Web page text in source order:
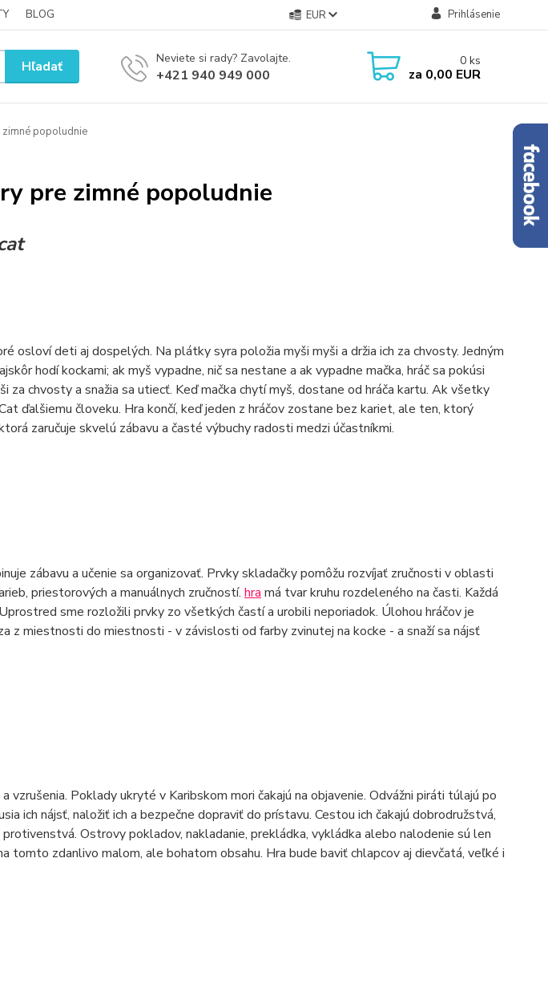
BLOG EUR Prihlásenie
Hľadať Neviete si rady? Zavolajte.
+421 940 949 000
0 ks
za 0,00 EUR
popoludnie
pre zimné popoludnie
osloví deti aj dospelých. Na plátky syra položia myši myši a držia ich za chvosty. Jedným
hodí kockami; ak myš vypadne, nič sa nestane a ak vypadne mačka, hráč sa pokúsi
za chvosty a snažia sa utiecť. Keď mačka chytí myš, dostane od hráča kartu. Ak všetky
ďalšiemu človeku. Hra končí, keď jeden z hráčov zostane bez kariet, ale ten, ktorý
zaručuje skvelú zábavu a časté výbuchy radosti medzi účastníkmi.
zábavu a učenie sa organizovať. Prvky skladačky pomôžu rozvíjať zručnosti v oblasti
priestorových a manuálnych zručností. hra má tvar kruhu rozdeleného na časti. Každá
sme rozložili prvky zo všetkých častí a urobili neporiadok. Úlohou hráčov je
z miestnosti do miestnosti - v závislosti od farby zvinutej na kocke - a snaží sa nájsť
vzrušenia. Poklady ukryté v Karibskom mori čakajú na objavenie. Odvážni piráti túlajú po
ich nájsť, naložiť ich a bezpečne dopraviť do prístavu. Cestou ich čakajú dobrodružstvá,
Ostrovy pokladov, nakladanie, prekládka, vykládka alebo nalodenie sú len
tomto zdanlivo malom, ale bohatom obsahu. Hra bude baviť chlapcov aj dievčatá, veľké i